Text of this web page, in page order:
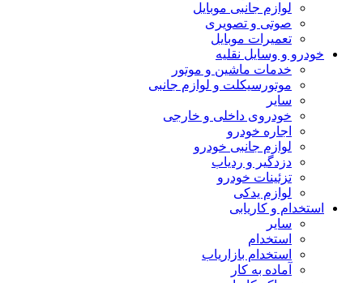
لوازم جانبی موبایل
صوتی و تصویری
تعمیرات موبایل
خودرو و وسایل نقلیه
خدمات ماشین و موتور
موتورسیکلت و لوازم جانبی
سایر
خودروی داخلی و خارجی
اجاره خودرو
لوازم جانبی خودرو
دزدگیر و ردیاب
تزئینات خودرو
لوازم یدکی
استخدام و کاریابی
سایر
استخدام
استخدام بازاریاب
آماده به کار